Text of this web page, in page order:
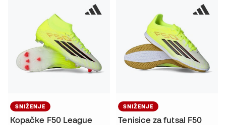
SNIŽENJE
Kopačke F50 League
SNIŽENJE
Tenisice za futsal F50